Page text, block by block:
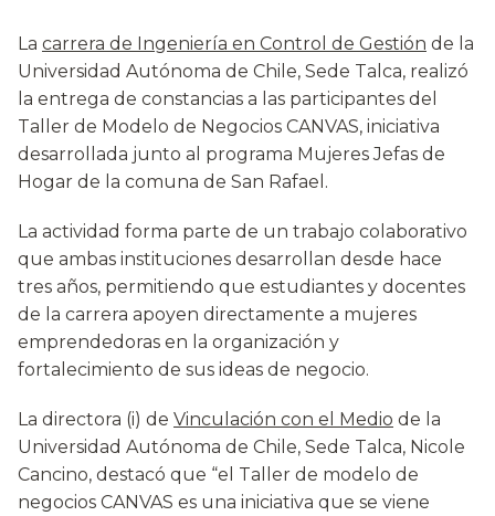
La carrera de Ingeniería en Control de Gestión de la
Universidad Autónoma de Chile, Sede Talca, realizó
la entrega de constancias a las participantes del
Taller de Modelo de Negocios CANVAS, iniciativa
desarrollada junto al programa Mujeres Jefas de
Hogar de la comuna de San Rafael.
La actividad forma parte de un trabajo colaborativo
que ambas instituciones desarrollan desde hace
tres años, permitiendo que estudiantes y docentes
de la carrera apoyen directamente a mujeres
emprendedoras en la organización y
fortalecimiento de sus ideas de negocio.
La directora (i) de Vinculación con el Medio de la
Universidad Autónoma de Chile, Sede Talca, Nicole
Cancino, destacó que “el Taller de modelo de
negocios CANVAS es una iniciativa que se viene